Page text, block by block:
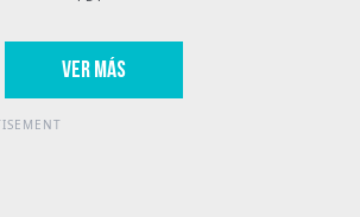
VER MÁS